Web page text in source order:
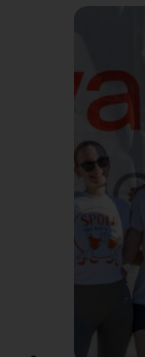
Štefánika
naším
oslovovali
cestovali
sme im
kolesom
tak rôzne
merch či